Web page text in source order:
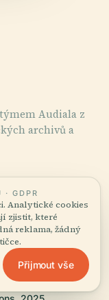
Audiala z
archivů a
Visiting Hours,
2025,
Visitor Guide:
· GDPR
Analytické cookies
zjistit, které
reklama, žádný
Přijmout vše